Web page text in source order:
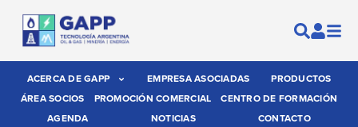
ACERCA DE GAPP EMPRESA ASOCIADAS
PRODUCTOS
ÁREA SOCIOS
PROMOCIÓN COMERCIAL
CENTRO DE FORMACIÓN
AGENDA
NOTICIAS CONTACTO